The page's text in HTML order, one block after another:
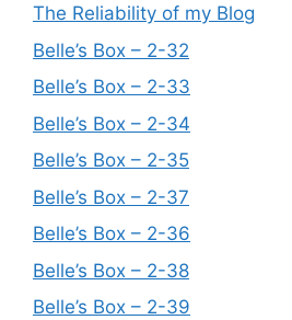
The Reliability of my Blog
Belle’s Box – 2-32
Belle’s Box – 2-33
Belle’s Box – 2-34
Belle’s Box – 2-35
Belle’s Box – 2-37
Belle’s Box – 2-36
Belle’s Box – 2-38
Belle’s Box – 2-39